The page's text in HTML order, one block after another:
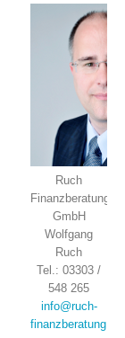
Ruch
Finanzberatung
GmbH
Wolfgang
Ruch
Tel.: 03303 /
548 265
info@ruch-
finanzberatung.de